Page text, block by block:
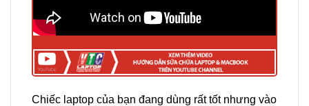
Chiếc laptop của bạn đang dùng rất tốt nhưng vào